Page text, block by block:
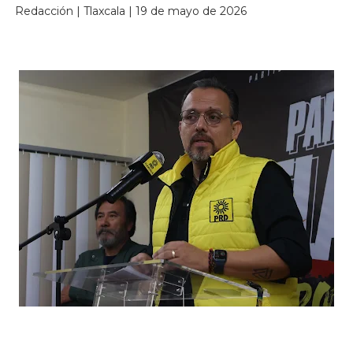
Redacción | Tlaxcala | 19 de mayo de 2026